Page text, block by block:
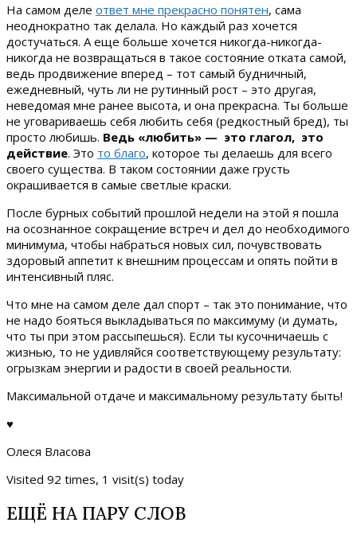
На самом деле ответ мне прекрасно понятен, сама
неоднократно так делала. Но каждый раз хочется
достучаться. А еще больше хочется никогда-никогда-
никогда не возвращаться в такое состояние отката самой,
ведь продвижение вперед – тот самый будничный,
ежедневный, чуть ли не рутинный рост – это другая,
неведомая мне ранее высота, и она прекрасна. Ты больше
не уговариваешь себя любить себя (редкостный бред), ты
просто любишь. Ведь «любить» — это глагол, это
действие. Это то благо, которое ты делаешь для всего
своего существа. В таком состоянии даже грусть
окрашивается в самые светлые краски.
После бурных событий прошлой недели на этой я пошла
на осознанное сокращение встреч и дел до необходимого
минимума, чтобы набраться новых сил, почувствовать
здоровый аппетит к внешним процессам и опять пойти в
интенсивный пляс.
Что мне на самом деле дал спорт – так это понимание, что
не надо бояться выкладываться по максимуму (и думать,
что ты при этом рассыпешься). Если ты кусочничаешь с
жизнью, то не удивляйся соответствующему результату:
огрызкам энергии и радости в своей реальности.
Максимальной отдаче и максимальному результату быть!
♥
Олеся Власова
Visited 92 times, 1 visit(s) today
ЕЩЁ НА ПАРУ СЛОВ